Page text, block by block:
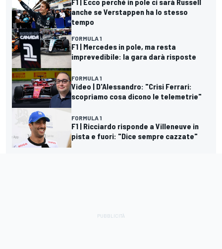
anche se Verstappen ha lo stesso
tempo
FORMULA 1
F1 | Mercedes in pole, ma resta
imprevedibile: la gara darà risposte
FORMULA 1
Video | D'Alessandro: "Crisi Ferrari:
scopriamo cosa dicono le telemetrie"
FORMULA 1
F1 | Ricciardo risponde a Villeneuve in
pista e fuori: "Dice sempre cazzate"